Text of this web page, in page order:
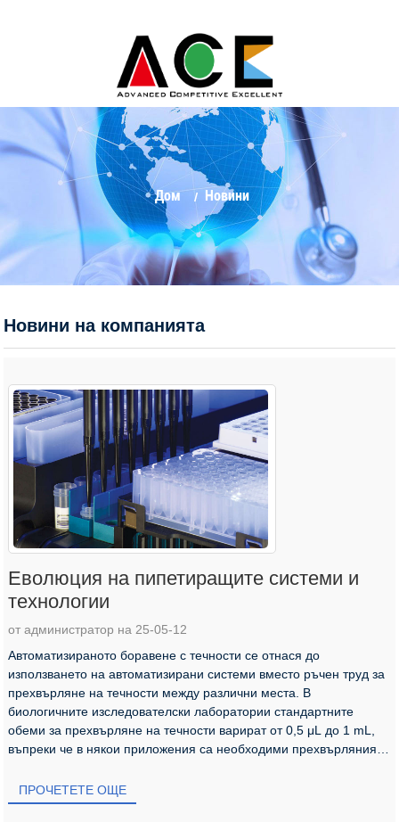
Дом Новини
Новини на компанията
Еволюция на пипетиращите системи и
технологии
от администратор на 25-05-12
Автоматизираното боравене с течности се отнася до
използването на автоматизирани системи вместо ръчен труд за
прехвърляне на течности между различни места. В
биологичните изследователски лаборатории стандартните
обеми за прехвърляне на течности варират от 0,5 μL до 1 mL,
въпреки че в някои приложения са необходими прехвърляния
ПРОЧЕТЕТЕ ОЩЕ